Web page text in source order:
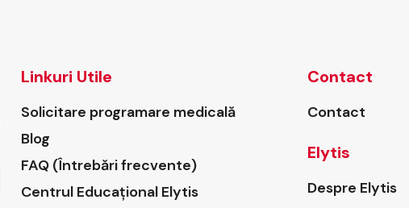
Linkuri Utile
Solicitare programare medicală
Blog
FAQ (Întrebări frecvente)
Centrul Educațional Elytis
Contact
Contact
Elytis
Despre Elytis